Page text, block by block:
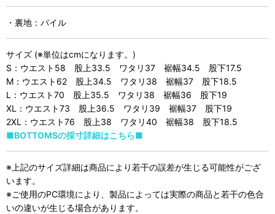
・裏地：パイル
サイズ (※単位はcmになります。)
S：ウエスト58 股上33.5 ワタリ37 裾幅34.5 股下17.5
M：ウエスト62 股上34.5 ワタリ38 裾幅37 股下18.5
L：ウエスト70 股上35.5 ワタリ38 裾幅36 股下19
XL：ウエスト73 股上36.5 ワタリ39 裾幅37 股下19
2XL：ウエスト76 股上38 ワタリ40 裾幅38 股下18.5
■BOTTOMSの採寸詳細はこちら■
※上記のサイズ詳細は商品により若干の誤差が生じる可能性がござ
います。
※ご使用のPC環境により、製品によっては実際の商品と若干の色合
いの違いが生じる場合があります。